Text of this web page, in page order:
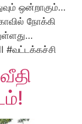
ஒன்றாகும்…
நோக்கி
#வட்டக்கச்சி